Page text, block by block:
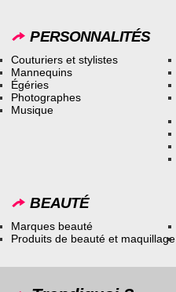
PERSONNALITÉS
Couturiers et stylistes
Mannequins
Égéries
Photographes
Musique
BEAUTÉ
Marques beauté
Produits de beauté et maquillage